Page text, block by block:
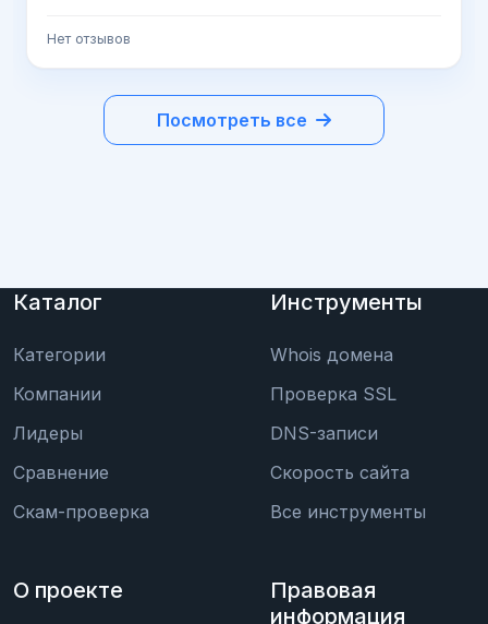
Нет отзывов
Посмотреть все
Каталог
Категории
Компании
Лидеры
Сравнение
Скам-проверка
Инструменты
Whois домена
Проверка SSL
DNS-записи
Скорость сайта
Все инструменты
О проекте
Правовая
информация